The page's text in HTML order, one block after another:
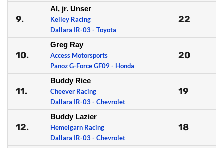
9.
Al, jr. Unser
Kelley Racing
Dallara IR-03 - Toyota
22
10.
Greg Ray
Access Motorsports
Panoz G-Force GF09 - Honda
20
11.
Buddy Rice
Cheever Racing
Dallara IR-03 - Chevrolet
19
12.
Buddy Lazier
Hemelgarn Racing
Dallara IR-03 - Chevrolet
18